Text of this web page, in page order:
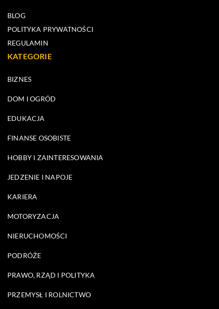
BLOG
POLITYKA PRYWATNOŚCI
REGULAMIN
KATEGORIE
BIZNES
DOM I OGRÓD
EDUKACJA
FINANSE OSOBISTE
HOBBY I ZAINTERESOWANIA
JEDZENIE I NAPOJE
KARIERA
MOTORYZACJA
NIERUCHOMOŚCI
PODRÓŻE
PRAWO, RZĄD I POLITYKA
PRZEMYSŁ I ROLNICTWO